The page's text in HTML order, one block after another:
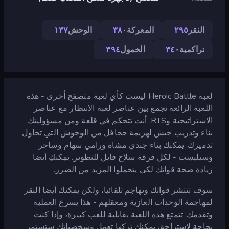
النقر٢٩٥ المعركة٣٨٠ الوحش١٣٧
تراكمية٣٤٠ الخمول٣٩٤
لعبة Heroic Battle ليست كأي لعبة متصفح أخرى - هذه
اللعبة الرائعة تجمع بين عناصر لعبة الانتظار مع عناصر
الاستراتيجية وRTS. أنت تتحكم في قلعة ومن مسؤوليتك
بناء وتدريب جيش لهزيمة جحافل من الوحوش التي تحاول
تدميرك. يمكنك بناء جندي مشاة ورامي سهام وساحر
وسيليست - لكل فرقة سلاح قابل للتطوير. يمكنك أيضا
زيادة صحة قواتك لكي يتحملوا المزيد من الضرر.
سوف تنتشر قواتك وتهاجم تلقائيا، ولكن يمكنك أيضا النقر
لمهاجمة الوحدات الغازية ومعقلهم - هذا يسرع العملية
وتقدمك. تتمتع هذه اللعبة بقابلية للعب كبيرة، وإذا كنت